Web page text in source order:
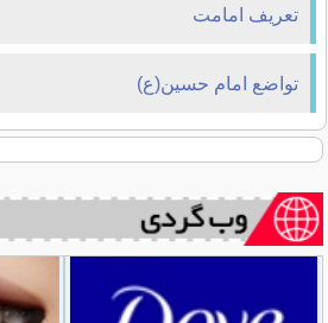
تعریف امامت
تواضع امام حسین(ع)